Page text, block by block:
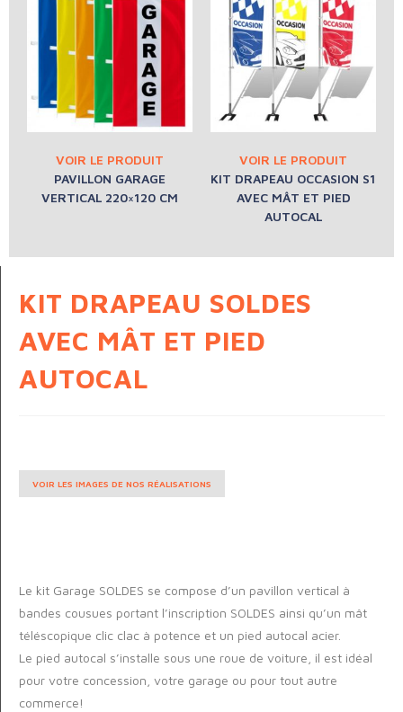
PAVILLON GARAGE
VERTICAL 220×120 CM
KIT DRAPEAU OCCASION S1
AVEC MÂT ET PIED
AUTOCAL
KIT DRAPEAU SOLDES
AVEC MÂT ET PIED
AUTOCAL
VOIR LES IMAGES DE NOS RÉALISATIONS
Le kit Garage SOLDES se compose d’un pavillon vertical à
bandes cousues portant l’inscription SOLDES ainsi qu’un mât
téléscopique clic clac à potence et un pied autocal acier.
Le pied autocal s’installe sous une roue de voiture, il est idéal
pour votre concession, votre garage ou pour tout autre
commerce!